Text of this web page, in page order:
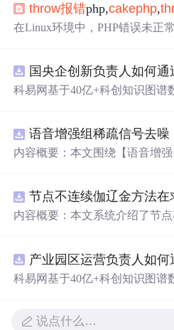
throw报错php,cakephp,
在Linux环境中，PHP错误未正
件以确保错误报告设置正确，
误处理。如果作为系统管理员，
科易网基于40亿+科创知识图谱
新领域的AI+数智化解决方案，
智能化发展。
内容概要：本文围绕【语音增
文章系统阐述了组稀疏信号模
则项以更精确地逼近理想稀疏
实现，涵盖语音信号预处理、
关键环节，并配套提供可复现
进一步验证与拓展。该方法在
复任务。; 适合人群：具备一定信号与系统、数字信号处理
内容概要：本文系统介绍了节
种高精度、高分辨率的数值离
主导的偏微分方程求解，在处
理、时 间推进格式（如显式
科易网基于40亿+科创知识图谱
新领域的AI+数智化解决方案
说点什么…